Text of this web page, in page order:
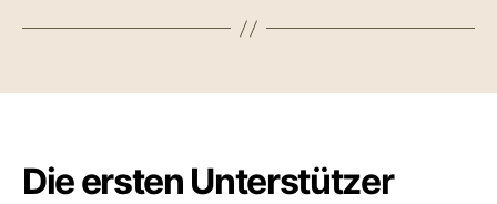
Die ersten Unterstützer